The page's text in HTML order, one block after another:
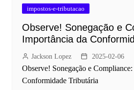
impostos-e-tributacao
Observe! Sonegação e
Importância da
Jackson Lopez 2025-02-06
Observe! Sonegação e
Conformidade Tributária